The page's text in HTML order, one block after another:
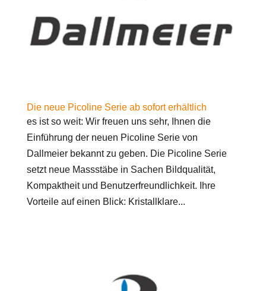
Die neue Picoline Serie ab sofort erhältlich
es ist so weit: Wir freuen uns sehr, Ihnen die
Einführung der neuen Picoline Serie von
Dallmeier bekannt zu geben. Die Picoline Serie
setzt neue Massstäbe in Sachen Bildqualität,
Kompaktheit und Benutzerfreundlichkeit. Ihre
Vorteile auf einen Blick: Kristallklare...